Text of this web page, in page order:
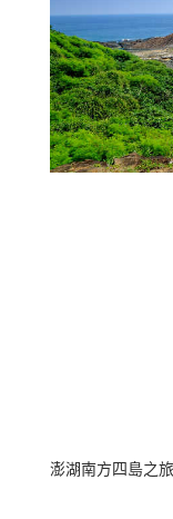
澎湖南方四島之